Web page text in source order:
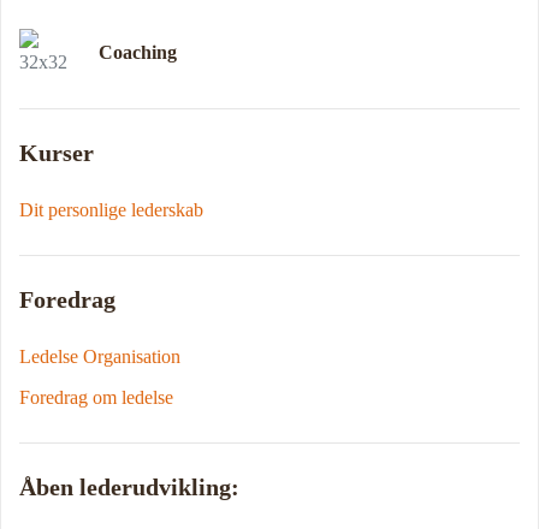
Coaching
Kurser
Dit personlige lederskab
Foredrag
Ledelse Organisation
Foredrag om ledelse
Åben lederudvikling: